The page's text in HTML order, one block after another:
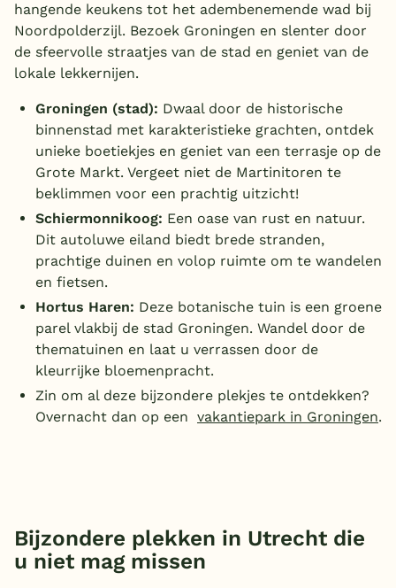
hangende keukens tot het adembenemende wad bij
Noordpolderzijl. Bezoek Groningen en slenter door
de sfeervolle straatjes van de stad en geniet van de
lokale lekkernijen.
Groningen (stad): Dwaal door de historische
binnenstad met karakteristieke grachten, ontdek
unieke boetiekjes en geniet van een terrasje op de
Grote Markt. Vergeet niet de Martinitoren te
beklimmen voor een prachtig uitzicht!
Schiermonnikoog: Een oase van rust en natuur.
Dit autoluwe eiland biedt brede stranden,
prachtige duinen en volop ruimte om te wandelen
en fietsen.
Hortus Haren: Deze botanische tuin is een groene
parel vlakbij de stad Groningen. Wandel door de
thematuinen en laat u verrassen door de
kleurrijke bloemenpracht.
Zin om al deze bijzondere plekjes te ontdekken?
Overnacht dan op een vakantiepark in Groningen.
Bijzondere plekken in Utrecht die
u niet mag missen